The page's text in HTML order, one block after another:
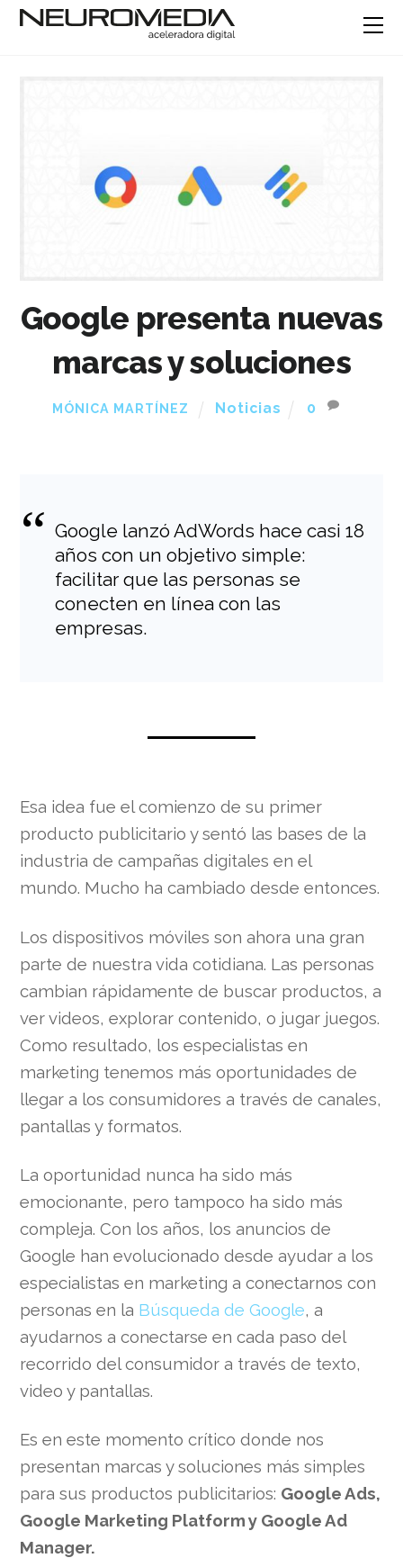
Google presenta nuevas
marcas y soluciones
MÓNICA MARTÍNEZ Noticias 0
Google lanzó AdWords hace casi 18
años con un objetivo simple:
facilitar que las personas se
conecten en línea con las
empresas.
Esa idea fue el comienzo de su primer
producto publicitario y sentó las bases de la
industria de campañas digitales en el
mundo. Mucho ha cambiado desde entonces.
Los dispositivos móviles son ahora una gran
parte de nuestra vida cotidiana. Las personas
cambian rápidamente de buscar productos, a
ver videos, explorar contenido, o jugar juegos.
Como resultado, los especialistas en
marketing tenemos más oportunidades de
llegar a los consumidores a través de canales,
pantallas y formatos.
La oportunidad nunca ha sido más
emocionante, pero tampoco ha sido más
compleja. Con los años, los anuncios de
Google han evolucionado desde ayudar a los
especialistas en marketing a conectarnos con
personas en la Búsqueda de Google, a
ayudarnos a conectarse en cada paso del
recorrido del consumidor a través de texto,
video y pantallas.
Es en este momento crítico donde nos
presentan marcas y soluciones más simples
para sus productos publicitarios: Google Ads,
Google Marketing Platform y Google Ad
Manager.